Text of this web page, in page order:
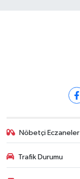
Nöbetçi Eczaneler
Trafik Durumu